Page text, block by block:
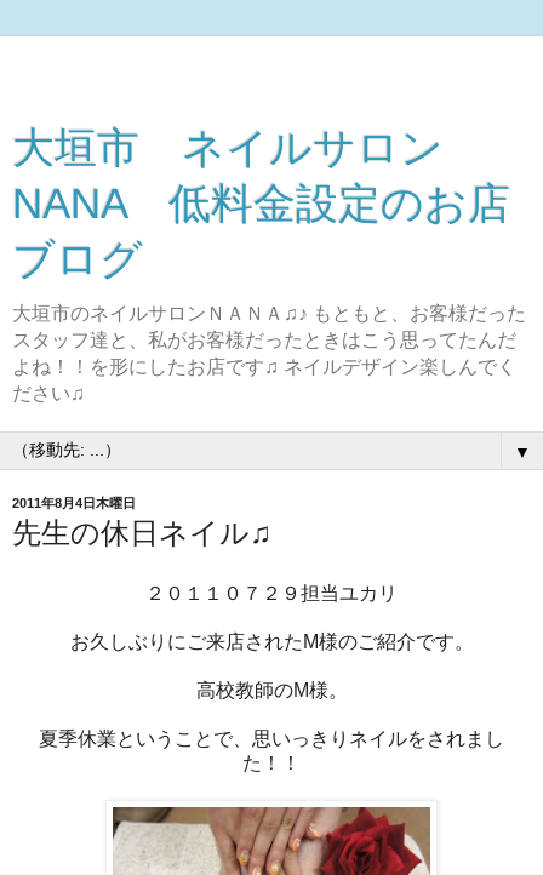
大垣市 ネイルサロン
NANA 低料金設定のお店
ブログ
大垣市のネイルサロンＮＡＮＡ♫♪ もともと、お客様だった
スタッフ達と、私がお客様だったときはこう思ってたんだ
よね！！を形にしたお店です♫ ネイルデザイン楽しんでく
ださい♫
▼
2011年8月4日木曜日
先生の休日ネイル♫
２０１１０７２９担当ユカリ
お久しぶりにご来店されたM様のご紹介です。
高校教師のM様。
夏季休業ということで、思いっきりネイルをされまし
た！！